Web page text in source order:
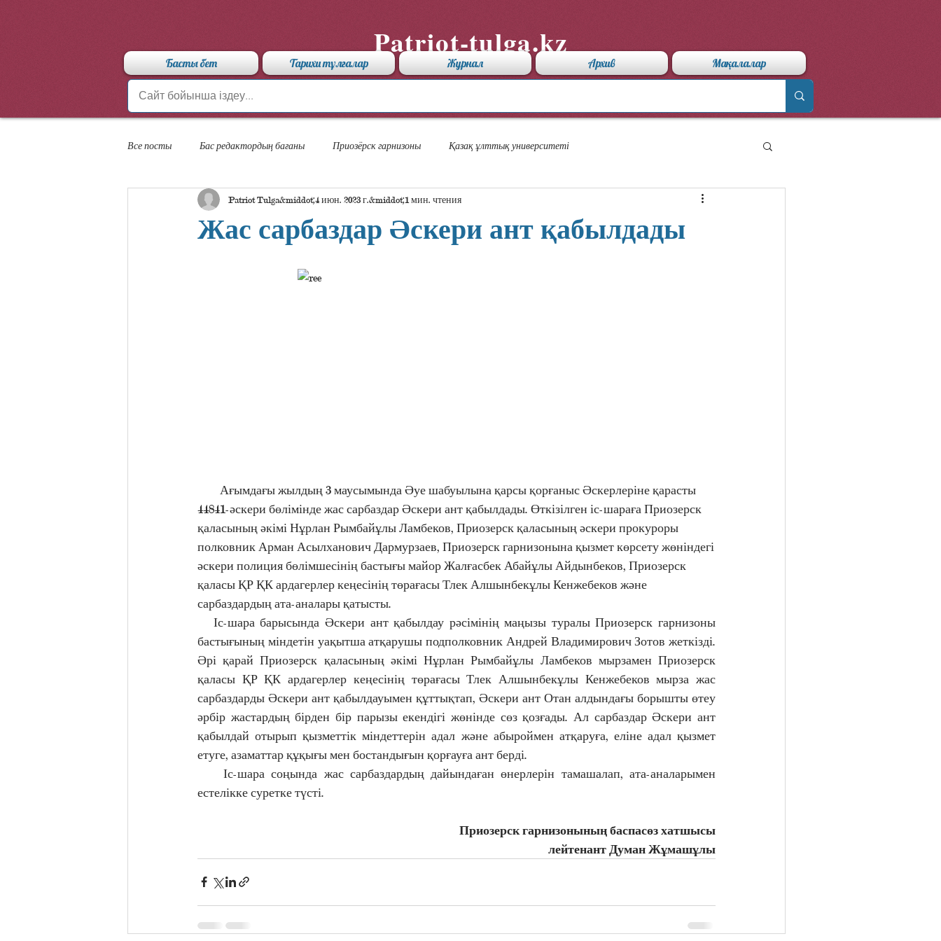
Patriot-tulga.kz
Басты бет Тарихи тұлғалар Журнал Архив Мақалалар
Все посты Бас редактордың бағаны Приозёрск гарнизоны Қазақ ұлттық университеті
«Арыстан» мамандандырылған лицейі
Жас сарбаздар Әскери ант қабылдады
Patriot Tulga 4 июн. 2023 г. 1 мин. чтения
44841-әскери бөлімінде жас сарбаздар Әскери ант қабылдады. Өткізілген іс-шараға Приозерск
қаласының әкімі Нұрлан Рымбайұлы Ламбеков, Приозерск қаласының әскери прокуроры
полковник Арман Асылханович Дармурзаев, Приозерск гарнизонына қызмет көрсету жөніндегі
әскери полиция бөлімшесінің бастығы майор Жалғасбек Абайұлы Айдынбеков, Приозерск
қаласы ҚР ҚК ардагерлер кеңесінің төрағасы Тлек Алшынбекұлы Кенжебеков және
сарбаздардың ата-аналары қатысты.
бастығының міндетін уақытша атқарушы подполковник Андрей Владимирович Зотов жеткізді.
Әрі қарай Приозерск қаласының әкімі Нұрлан Рымбайұлы Ламбеков мырзамен Приозерск
қаласы ҚР ҚК ардагерлер кеңесінің төрағасы Тлек Алшынбекұлы Кенжебеков мырза жас
сарбаздарды Әскери ант қабылдауымен құттықтап, Әскери ант Отан алдындағы борышты өтеу
әрбір жастардың бірден бір парызы екендігі жөнінде сөз қозғады. Ал сарбаздар Әскери ант
қабылдай отырып қызметтік міндеттерін адал және абыроймен атқаруға, еліне адал қызмет
етуге, азаматтар құқығы мен бостандығын қорғауға ант берді.
    Іс-шара соңында жас сарбаздардың дайындаған өнерлерін тамашалап, ата-аналарымен
естелікке суретке түсті.
Приозерск гарнизонының баспасөз хатшысы
лейтенант Думан Жұмашұлы